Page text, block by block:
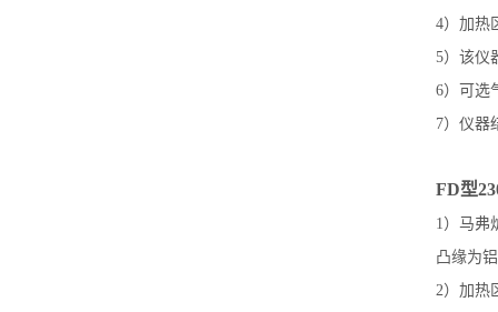
4）加热
5）该仪
6）可选
7）仪器
FD型
1）马弗
凸缘为
2）加热